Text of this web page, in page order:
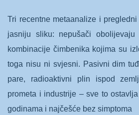
Tri recentne metaanalize i
jasniju sliku: nepušači
kombinacije čimbenika kojima su
toga nisu ni svjesni. Pasivni dim
pare, radioaktivni plin ispod
prometa i industrije – sve to
godinama i najčešće bez simptoma